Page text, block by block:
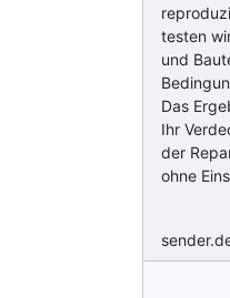
testen
und
Das
Ihr
der
ohne